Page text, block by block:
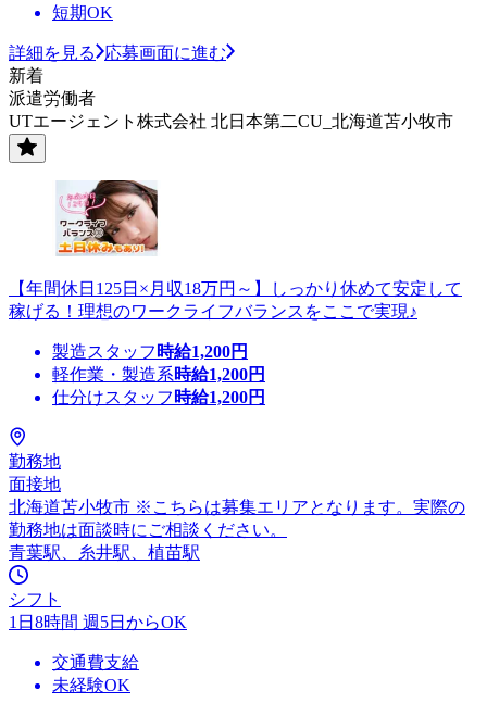
短期OK
詳細を見る
応募画面に進む
新着
派遣労働者
UTエージェント株式会社 北日本第二CU_北海道苫小牧市
【年間休日125日×月収18万円～】しっかり休めて安定して
稼げる！理想のワークライフバランスをここで実現♪
製造スタッフ 時給1,200円
軽作業・製造系時給1,200円
仕分けスタッフ 時給1,200円
勤務地
面接地
北海道苫小牧市 ※こちらは募集エリアとなります。実際の
勤務地は面談時にご相談ください。
青葉駅、糸井駅、植苗駅
シフト
1日8時間 週5日からOK
交通費支給
未経験OK